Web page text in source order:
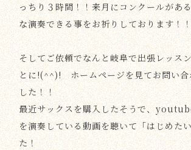
っちり３時間！！来月にコンクールがあ
な演奏できる事をお祈りしております！
そしてご依頼でなんと岐阜で出張レッス
とに!(^^)! ホームページを見てお問い合
した！！
最近サックスを購入したそうで、
を演奏している動画を聴いて「はじめた
た！